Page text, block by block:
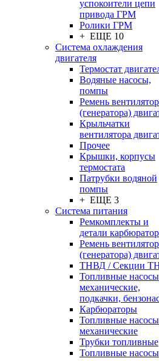
успокоители цепи
привода ГРМ
Ролики ГРМ
+ ЕЩЕ 10
Система охлаждения
двигателя
Термостат
Водяные насосы,
помпы
Ремень
(генератора)
Крыльчатки
вентилятора
Прочее
Крышки, корпусы
термостата
Патрубки водяной
помпы
+ ЕЩЕ 3
Система питания
Ремкомплекты и
детали
Ремень
(генератора)
ТНВД / Секции
Топливные насосы
механические,
подкачки,
Карбюраторы
Топливные насосы
механические
Трубки топливные
Топливные насосы